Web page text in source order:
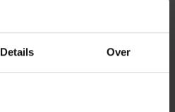
Details Over
EIGHT – INOX
ARMBAND 19,5CM AZ-
BM011-…